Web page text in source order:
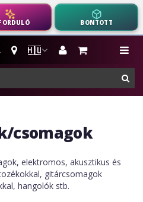
BONTOTT
🇭🇺
csomagok
elektromos, akusztikus és
gitárcsomagok
hangolók stb.